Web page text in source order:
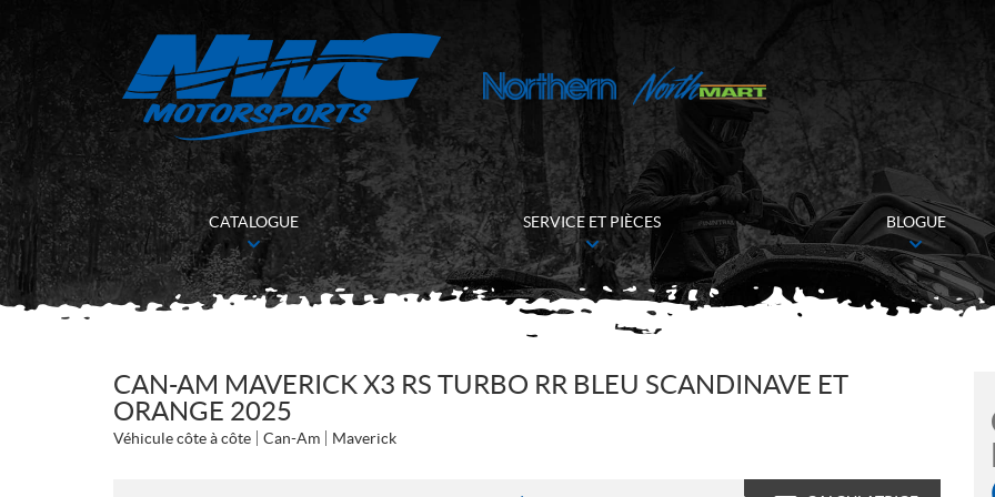
CATALOGUE SERVICE ET PIÈCES BLOGUE
CAN-AM MAVERICK X3 RS TURBO RR BLEU SCANDINAVE ET
ORANGE 2025
Véhicule côte à côte Can-Am Maverick